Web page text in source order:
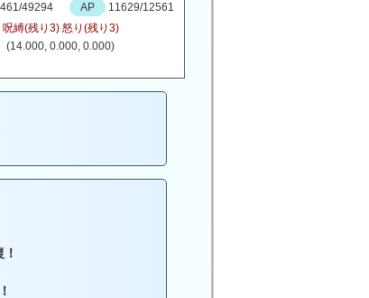
49294 AP
11629/12561
呪縛(残り3) 怒り(残り3)
(14.000, 0.000, 0.000)